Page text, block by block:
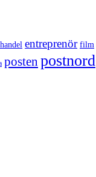
entreprenör film
posten postnord